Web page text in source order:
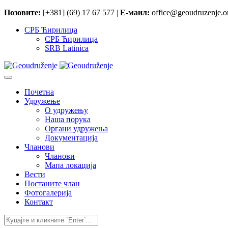
Позовите: [+381] (69) 17 67 577 | Е-маил:
СРБ Ћирилица
СРБ Ћирилица
SRB Latinica
Почетна
Удружење
O удружењу
Наша порука
Органи удружења
Документација
Чланови
Чланови
Мапа локација
Вести
Постаните члан
Фотогалерија
Контакт